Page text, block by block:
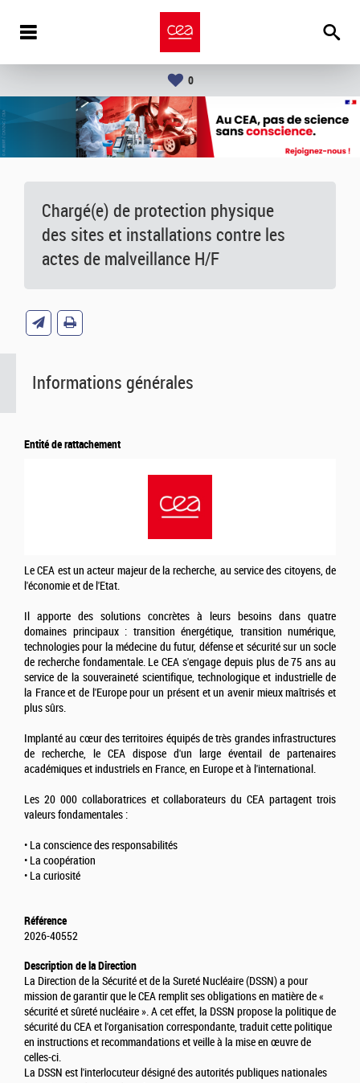
0
Chargé(e) de protection physique
des sites et installations contre les
actes de malveillance H/F
Informations générales
Entité de rattachement
Le CEA est un acteur majeur de la recherche, au service des citoyens, de
l'économie et de l'Etat.
Il apporte des solutions concrètes à leurs besoins dans quatre
domaines principaux : transition énergétique, transition numérique,
technologies pour la médecine du futur, défense et sécurité sur un socle
de recherche fondamentale. Le CEA s'engage depuis plus de 75 ans au
service de la souveraineté scientifique, technologique et industrielle de
la France et de l'Europe pour un présent et un avenir mieux maîtrisés et
plus sûrs.
Implanté au cœur des territoires équipés de très grandes infrastructures
de recherche, le CEA dispose d'un large éventail de partenaires
académiques et industriels en France, en Europe et à l'international.
Les 20 000 collaboratrices et collaborateurs du CEA partagent trois
valeurs fondamentales :
• La conscience des responsabilités
• La coopération
• La curiosité
Référence
2026-40552
Description de la Direction
La Direction de la Sécurité et de la Sureté Nucléaire (DSSN) a pour
mission de garantir que le CEA remplit ses obligations en matière de «
sécurité et sûreté nucléaire ». A cet effet, la DSSN propose la politique de
sécurité du CEA et l'organisation correspondante, traduit cette politique
en instructions et recommandations et veille à la mise en œuvre de
celles-ci.
La DSSN est l'interlocuteur désigné des autorités publiques nationales